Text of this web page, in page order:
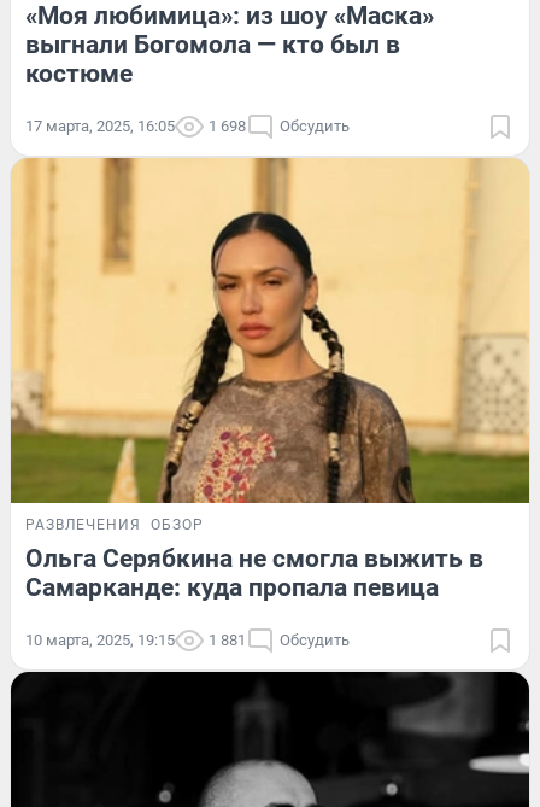
«Моя любимица»: из шоу «Маска»
выгнали Богомола — кто был в
костюме
17 марта, 2025, 16:05 1 698 Обсудить
РАЗВЛЕЧЕНИЯ ОБЗОР
Ольга Серябкина не смогла выжить в
Самарканде: куда пропала певица
10 марта, 2025, 19:15 1 881 Обсудить